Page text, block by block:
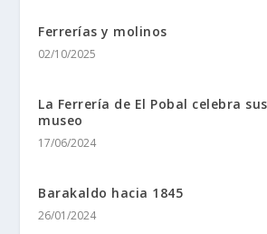
Ferrerí­as y molinos
02/10/2025
La Ferrería de El Pobal celebra
museo
17/06/2024
Barakaldo hacia 1845
26/01/2024